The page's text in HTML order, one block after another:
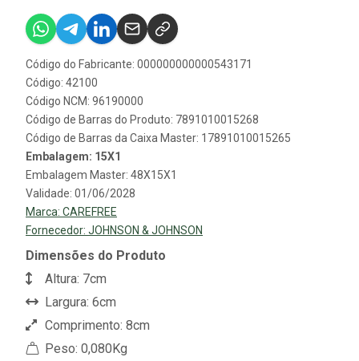
Código do Fabricante: 000000000000543171
Código: 42100
Código NCM: 96190000
Código de Barras do Produto: 7891010015268
Código de Barras da Caixa Master: 17891010015265
Embalagem: 15X1
Embalagem Master: 48X15X1
Validade: 01/06/2028
Marca: CAREFREE
Fornecedor: JOHNSON & JOHNSON
Dimensões do Produto
Altura: 7cm
Largura: 6cm
Comprimento: 8cm
Peso: 0,080Kg